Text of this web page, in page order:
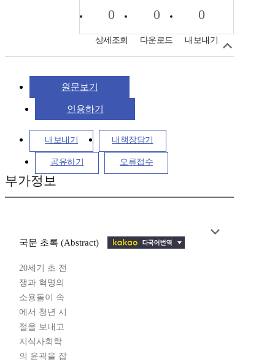
0
상세조회
0
다운로드
0
내보내기
원문보기
인용하기
내보내기 내책장담기
공유하기 오류접수
부가정보
국문 초록 (Abstract)
20세기 초 전
쟁과 혁명의
소용돌이 속
에서 청년 시
절을 보내고
지식사회학
의 윤곽을 잡